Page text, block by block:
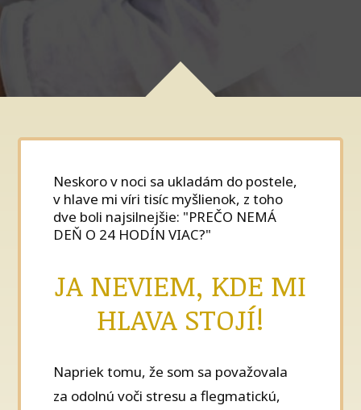
Neskoro v noci sa ukladám do postele,
v hlave mi víri tisíc myšlienok, z toho
dve boli najsilnejšie: "PREČO NEMÁ
DEŇ O 24 HODÍN VIAC?"
JA NEVIEM, KDE MI
HLAVA STOJÍ!
Napriek tomu, že som sa považovala
za odolnú voči stresu a flegmatickú,